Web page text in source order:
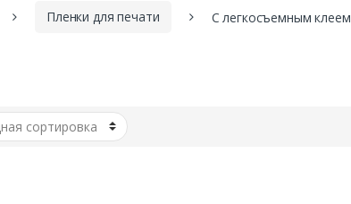
Пленки для печати С легкосъемным клеем